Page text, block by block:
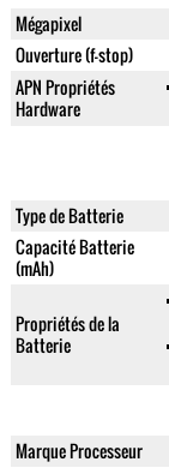
Mégapixel
Ouverture (f-stop)
APN Propriétés
Hardware
Type de Batterie
Capacité Batterie
(mAh)
Propriétés de la
Batterie
Marque Processeur